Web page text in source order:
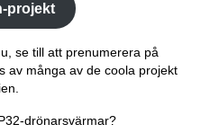
projekt
se till att prenumerera på
av många av de coola projekt
drönarsvärmar?